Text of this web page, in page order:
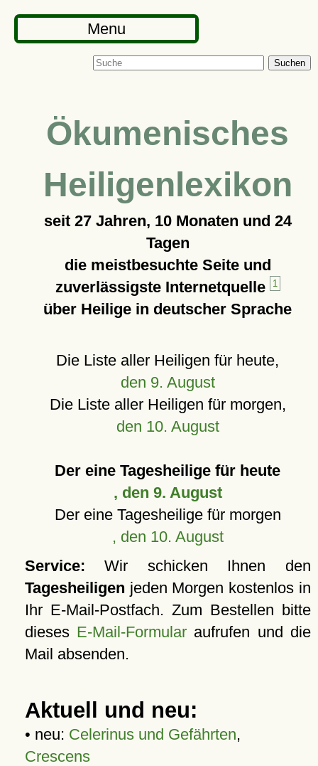
Menu
Suchen
Ökumenisches
Heiligenlexikon
seit 27 Jahren, 10 Monaten und 24
Tagen
die meistbesuchte Seite und
zuverlässigste Internetquelle
1
über Heilige in deutscher Sprache
Die Liste aller Heiligen für heute,
den 9. August
Die Liste aller Heiligen für morgen,
den 10. August
Der eine Tagesheilige für heute
, den 9. August
Der eine Tagesheilige für morgen
, den 10. August
Service: Wir schicken Ihnen den
Tagesheiligen jeden Morgen kostenlos in
Ihr E-Mail-Postfach. Zum Bestellen bitte
dieses E-Mail-Formular aufrufen und die
Mail absenden.
Aktuell und neu:
• neu: Celerinus und Gefährten,
Crescens